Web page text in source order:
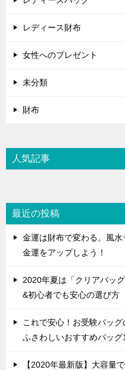
レディース財布
女性へのプレゼント
未分類
財布
人気記事
最近の投稿
金運は財布で変わる。風
金運をアップしよう！
2020年夏は「クリアバッ
&初心者でも安心の選び方
これで安心！お受験バッ
ふさわしいおすすめバッグ
【2020年最新版】大容量